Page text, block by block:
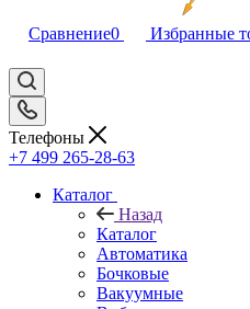
Сравнение0 Избранные
Телефоны
+7 499 265-28-63
Каталог
Назад
Каталог
Автоматика
Бочковые
Вакуумные